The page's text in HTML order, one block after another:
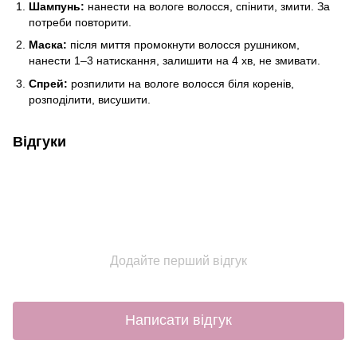
Шампунь: нанести на вологе волосся, спінити, змити. За
потреби повторити.
Маска: після миття промокнути волосся рушником,
нанести 1–3 натискання, залишити на 4 хв, не змивати.
Спрей: розпилити на вологе волосся біля коренів,
розподілити, висушити.
Відгуки
Додайте перший відгук
Написати відгук